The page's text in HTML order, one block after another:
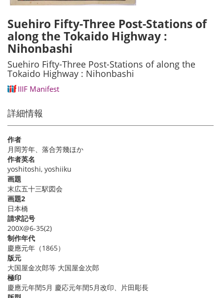
Suehiro Fifty-Three Post-Stations of
along the Tokaido Highway :
Nihonbashi
Suehiro Fifty-Three Post-Stations of along the
Tokaido Highway : Nihonbashi
IIIF Manifest
詳細情報
作者
月岡芳年、落合芳幾ほか
作者英名
yoshitoshi, yoshiiku
画題
末広五十三駅図会
画題2
日本橋
請求記号
200X@6-35(2)
制作年代
慶應元年（1865）
版元
大国屋金次郎等 大国屋金次郎
極印
慶應元年閏5月 慶応元年閏5月改印、片田彫長